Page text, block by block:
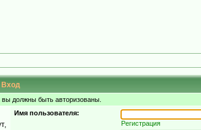
Вход
должны быть авторизованы.
Имя пользователя:
Регистрация